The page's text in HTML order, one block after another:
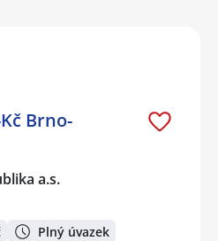
Brno-
a.s.
Plný úvazek